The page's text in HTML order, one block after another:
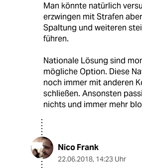
Man könnte natürlich
erzwingen mit Strafen
Spaltung und weiteren
führen.
Nationale Lösung sind
mögliche Option. Diese
noch immer mit anderen
schließen. Ansonsten
nichts und immer mehr
Nico Frank
22.06.2018, 14:23 Uhr